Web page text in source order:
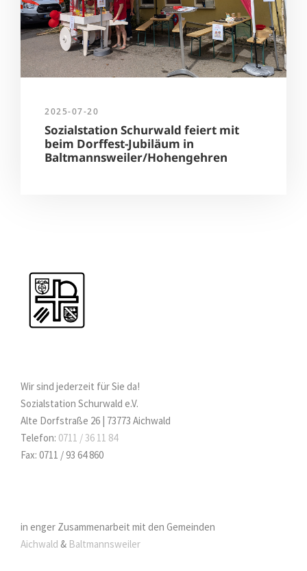
2025-07-20
Sozialstation Schurwald feiert mit
beim Dorffest-Jubiläum in
Baltmannsweiler/Hohengehren
Wir sind jederzeit für Sie da!
Sozialstation Schurwald e.V.
Alte Dorfstraße 26 | 73773 Aichwald
Telefon: 0711 / 36 11 84
Fax: 0711 / 93 64 860
in enger Zusammenarbeit mit den Gemeinden
Aichwald & Baltmannsweiler